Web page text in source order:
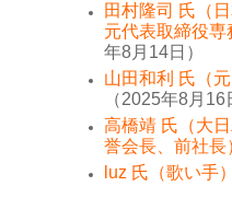
田村隆司 氏（
元代表取締役専
年8月14日）
山田和利 氏（
（2025年8月16
高橋靖 氏（大
誉会長、前社長
luz 氏（歌い手）